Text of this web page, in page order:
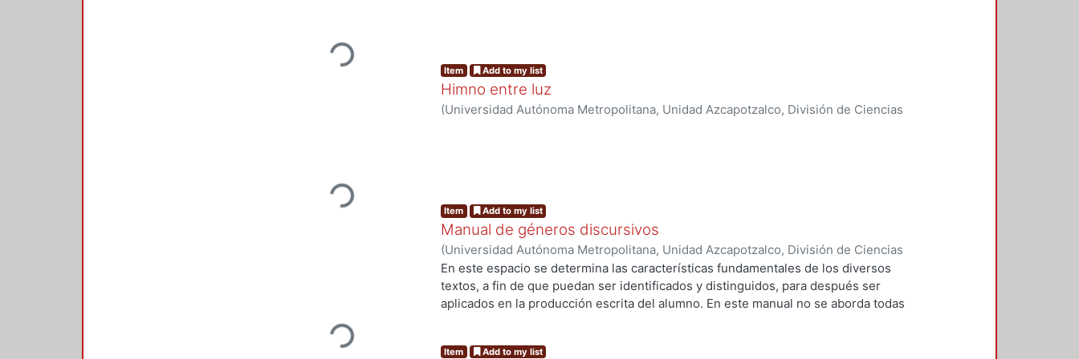
Loading...
Loading...
Item Add to my list
Himno entre luz
(Universidad Autónoma Metropolitana, Unidad Azcapotzalco, División de Ciencias
Loading...
Item Add to my list
Manual de géneros discursivos
(Universidad Autónoma Metropolitana, Unidad Azcapotzalco, División de Ciencias
Sociales y Humanidades, Departamento de Humanidades, Área de Literatura,2004
Alegría de la Colina, Margarita; Cervantes Sánchez, Gloria;Hernández Monroy,
Rosaura;Herrera, Alejandra;Sorókina, Tatiana
En este espacio se determina las características fundamentales de los diversos
textos, a fin de que puedan ser identificados y distinguidos, para después ser
aplicados en la producción escrita del alumno. En este manual no se aborda todas
pretende reflexionar libremente sobre un tema. No se trata, pues, de detenerse en
Item Add to my list